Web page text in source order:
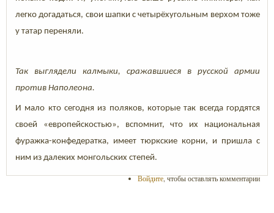
легко догадаться, свои шапки с четырёхугольным верхом тоже
у татар переняли.
Так выглядели калмыки, сражавшиеся в русской армии
против Наполеона.
И мало кто сегодня из поляков, которые так всегда гордятся
своей «европейскостью», вспомнит, что их национальная
фуражка-конфедератка, имеет тюркские корни, и пришла с
ним из далеких монгольских степей.
Войдите, чтобы оставлять комментарии